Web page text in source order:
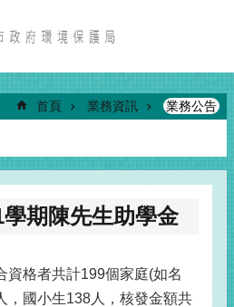
首頁 業務資訊 業務公告
期陳先生助學金
資格者共計199個家庭(如名
，國小生138人，核發金額共